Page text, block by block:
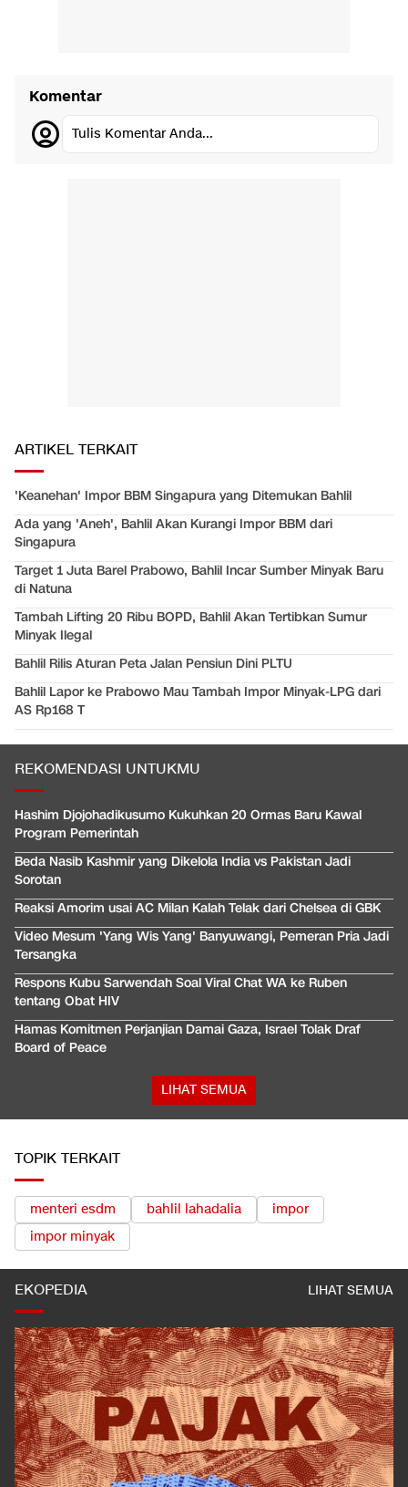
Komentar
Tulis Komentar Anda...
ARTIKEL TERKAIT
'Keanehan' Impor BBM Singapura yang Ditemukan Bahlil
Ada yang 'Aneh', Bahlil Akan Kurangi Impor BBM dari
Singapura
Target 1 Juta Barel Prabowo, Bahlil Incar Sumber Minyak Baru
di Natuna
Tambah Lifting 20 Ribu BOPD, Bahlil Akan Tertibkan Sumur
Minyak Ilegal
Bahlil Rilis Aturan Peta Jalan Pensiun Dini PLTU
Bahlil Lapor ke Prabowo Mau Tambah Impor Minyak-LPG dari
AS Rp168 T
REKOMENDASI UNTUKMU
Hashim Djojohadikusumo Kukuhkan 20 Ormas Baru Kawal
Program Pemerintah
Beda Nasib Kashmir yang Dikelola India vs Pakistan Jadi
Sorotan
Reaksi Amorim usai AC Milan Kalah Telak dari Chelsea di GBK
Video Mesum 'Yang Wis Yang' Banyuwangi, Pemeran Pria Jadi
Tersangka
Respons Kubu Sarwendah Soal Viral Chat WA ke Ruben
tentang Obat HIV
Hamas Komitmen Perjanjian Damai Gaza, Israel Tolak Draf
Board of Peace
LIHAT SEMUA
TOPIK TERKAIT
menteri esdm bahlil lahadalia
impor
impor minyak
EKOPEDIA LIHAT SEMUA